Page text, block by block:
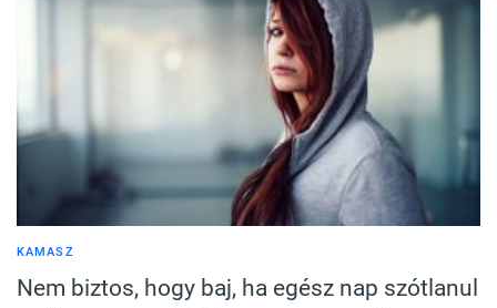
KAMASZ
Nem biztos, hogy baj, ha egész nap szótlanul